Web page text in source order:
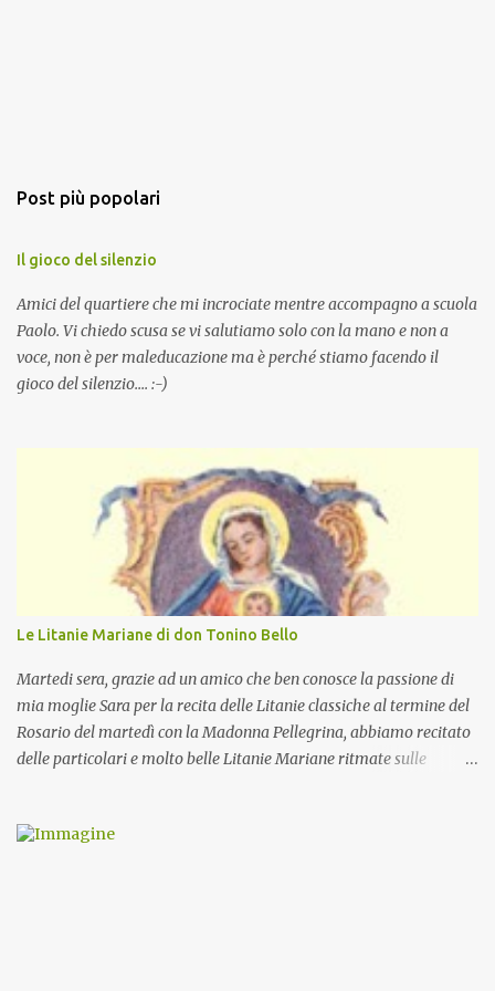
Post più popolari
Il gioco del silenzio
Amici del quartiere che mi incrociate mentre accompagno a scuola
Paolo. Vi chiedo scusa se vi salutiamo solo con la mano e non a
voce, non è per maleducazione ma è perché stiamo facendo il
gioco del silenzio.... :-)
Le Litanie Mariane di don Tonino Bello
Martedi sera, grazie ad un amico che ben conosce la passione di
mia moglie Sara per la recita delle Litanie classiche al termine del
Rosario del martedì con la Madonna Pellegrina, abbiamo recitato
delle particolari e molto belle Litanie Mariane ritmate sulle
preghiera.